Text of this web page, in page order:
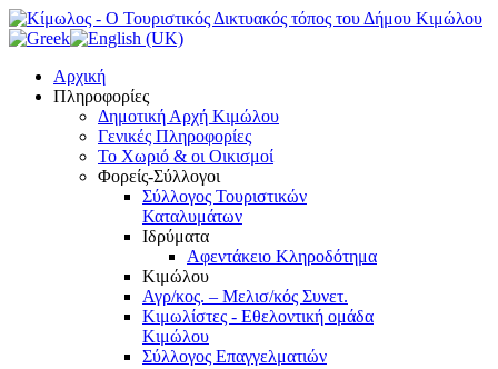
Αρχική
Πληροφορίες
Δημοτική Αρχή Κιμώλου
Γενικές Πληροφορίες
Το Xωριό & οι Οικισμοί
Φορείς-Σύλλογοι
Σύλλογος Τουριστικών
Καταλυμάτων
Ιδρύματα
Αφεντάκειο Κληροδότημα
Κιμώλου
Αγρ/κος. – Μελισ/κός Συνετ.
Κιμωλίστες - Εθελοντική ομάδα
Κιμώλου
Σύλλογος Επαγγελματιών